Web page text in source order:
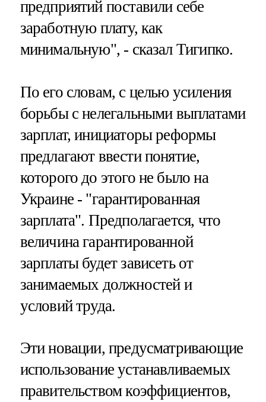
предприятий поставили себе
заработную плату, как
минимальную", - сказал Тигипко.
По его словам, с целью усиления
борьбы с нелегальными выплатами
зарплат, инициаторы реформы
предлагают ввести понятие,
которого до этого не было на
Украине - "гарантированная
зарплата". Предполагается, что
величина гарантированной
зарплаты будет зависеть от
занимаемых должностей и
условий труда.
Эти новации, предусматривающие
использование устанавливаемых
правительством коэффициентов,